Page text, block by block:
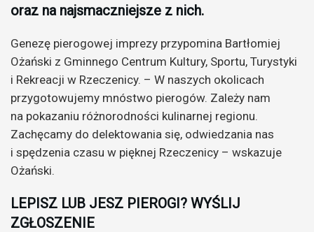
oraz na najsmaczniejsze z nich.
Genezę pierogowej imprezy przypomina Bartłomiej
Ożański z Gminnego Centrum Kultury, Sportu, Turystyki
i Rekreacji w Rzeczenicy. – W naszych okolicach
przygotowujemy mnóstwo pierogów. Zależy nam
na pokazaniu różnorodności kulinarnej regionu.
Zachęcamy do delektowania się, odwiedzania nas
i spędzenia czasu w pięknej Rzeczenicy – wskazuje
Ożański.
LEPISZ LUB JESZ PIEROGI? WYŚLIJ
ZGŁOSZENIE